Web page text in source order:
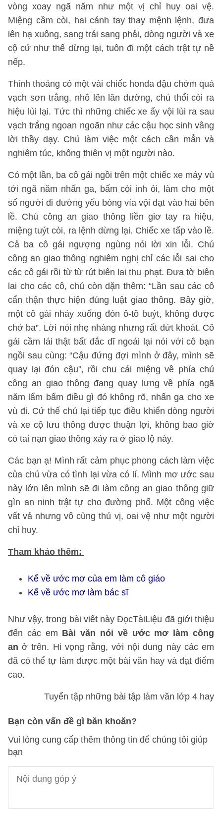
vòng xoay ngã năm như một vị chỉ huy oai vệ.
Miệng cầm còi, hai cánh tay thay mệnh lệnh, đưa
lên hạ xuống, sang trái sang phải, dòng người và xe
cộ cứ như thế dừng lại, tuôn đi một cách trật tự nề
nếp.
Thỉnh thoảng có một vài chiếc honda đậu chớm quá
vạch sơn trắng, nhô lên lân đường, chú thổi còi ra
hiệu lùi lại. Tức thì những chiếc xe ấy vội lùi ra sau
vạch trắng ngoan ngoãn như các cậu học sinh vâng
lời thầy dạy. Chú làm việc một cách cần mẫn và
nghiêm túc, không thiên vị một người nào.
Có một lần, ba cô gái ngồi trên một chiếc xe máy vù
tới ngã năm nhấn ga, bấm còi inh ỏi, làm cho một
số người đi đường yếu bóng vía vội dạt vào hai bên
lề. Chú công an giao thông liền giơ tay ra hiệu,
miệng tuýt còi, ra lệnh dừng lại. Chiếc xe tấp vào lề.
Cả ba cô gái ngượng ngùng nói lời xin lỗi. Chú
công an giao thông nghiêm nghị chỉ các lỗi sai cho
các cô gái rồi từ từ rút biên lai thu phạt. Đưa tờ biên
lai cho các cô, chú còn dặn thêm: “Lần sau các cô
cẩn thận thực hiện đúng luật giao thông. Bây giờ,
một cô gái nhảy xuống đón ô-tô buýt, không được
chở ba”. Lời nói nhẹ nhàng nhưng rất dứt khoát. Cô
gái cầm lái thật bất đắc dĩ ngoái lại nói với cô bạn
ngồi sau cùng: “Cậu đứng đợi mình ở đây, mình sẽ
quay lại đón cậu”, rồi chu cái miệng về phía chú
công an giao thông đang quay lưng về phía ngã
năm lẩm bẩm điều gì đó không rõ, nhấn ga cho xe
vù đi. Cứ thế chú lại tiếp tục điều khiển dòng người
và xe cộ lưu thông được thuận lợi, không bao giờ
có tai nạn giao thông xảy ra ở giao lộ này.
Các bạn ạ! Mình rất cảm phục phong cách làm việc
của chú vừa có tình lại vừa có lí. Mình mơ ước sau
này lớn lên mình sẽ đi làm công an giao thông giữ
gìn an ninh trật tự cho đường phố. Một công việc
vất vả nhưng vô cùng thú vị, oai vệ như một người
chỉ huy.
Tham khảo thêm:
Kể về ước mơ của em làm cô giáo
Kể về ước mơ làm bác sĩ
Như vậy, trong bài viết này ĐọcTàiLiệu đã giới thiệu
đến các em Bài văn nói về ước mơ làm công
an ở trên. Hi vọng rằng, với nội dung này các em
đã có thể tự làm được một bài văn hay và đạt điểm
cao.
Tuyển tập những bài tập làm văn lớp 4 hay
Bạn còn vấn đề gì băn khoăn?
Vui lòng cung cấp thêm thông tin để chúng tôi giúp
bạn